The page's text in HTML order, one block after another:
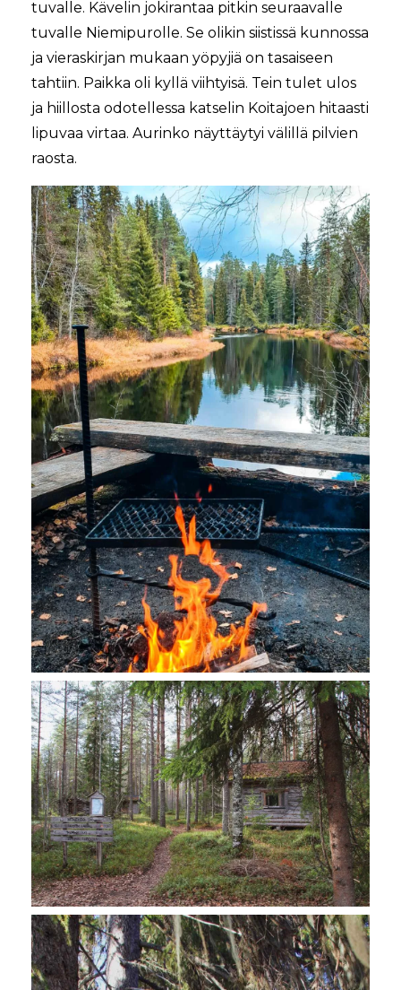
tuvalle. Kävelin jokirantaa pitkin seuraavalle
tuvalle Niemipurolle. Se olikin siistissä kunnossa
ja vieraskirjan mukaan yöpyjiä on tasaiseen
tahtiin. Paikka oli kyllä viihtyisä. Tein tulet ulos
ja hiillosta odotellessa katselin Koitajoen hitaasti
lipuvaa virtaa. Aurinko näyttäytyi välillä pilvien
raosta.